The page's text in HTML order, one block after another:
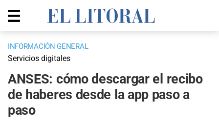
INFORMACIÓN GENERAL
Servicios digitales
ANSES: cómo descargar el recibo
de haberes desde la app paso a
paso